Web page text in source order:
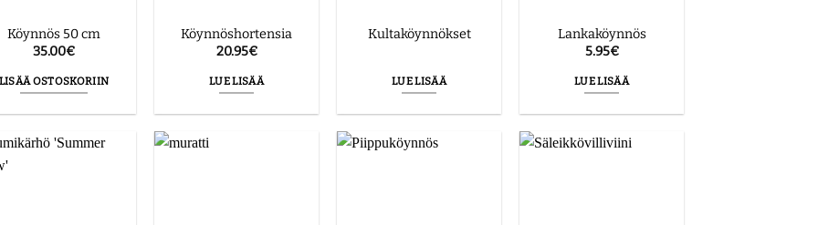
Köynnös 50 cm
35.00€
OSTOSKORIIN
Köynnöshortensia
20.95€
LUE LISÄÄ
Kultaköynnökset
LUE LISÄÄ
Lankaköynnös
5.95€
LUE LISÄÄ